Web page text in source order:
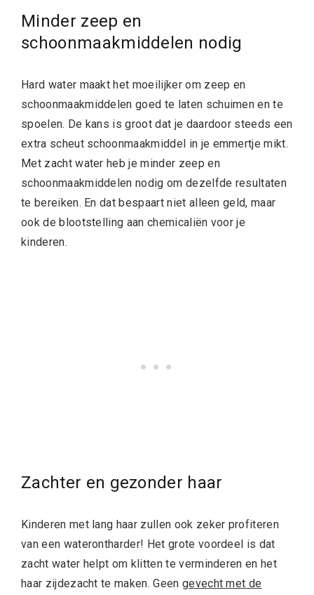
Minder zeep en
schoonmaakmiddelen nodig
Hard water maakt het moeilijker om zeep en
schoonmaakmiddelen goed te laten schuimen en te
spoelen. De kans is groot dat je daardoor steeds een
extra scheut schoonmaakmiddel in je emmertje mikt.
Met zacht water heb je minder zeep en
schoonmaakmiddelen nodig om dezelfde resultaten
te bereiken. En dat bespaart niet alleen geld, maar
ook de blootstelling aan chemicaliën voor je
kinderen.
Zachter en gezonder haar
Kinderen met lang haar zullen ook zeker profiteren
van een waterontharder! Het grote voordeel is dat
zacht water helpt om klitten te verminderen en het
haar zijdezacht te maken. Geen gevecht met de